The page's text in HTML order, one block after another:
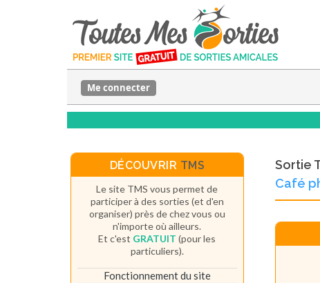
Me connecter
Sortie
Café
DÉCOUVRIR TMS
Le site TMS vous permet de
participer à des sorties (et d'en
organiser) près de chez vous ou
n'importe où ailleurs.
Et c'est GRATUIT (pour les
particuliers).
Fonctionnement du site